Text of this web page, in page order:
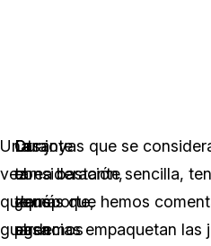
Una
vez
que
guardemos
Otra
consideración,
¿qué
pasa
Durante
el
transporte,
el
Las joyas que se
tarea bastante sencilla,
demás que hemos
agencias empaquetan las